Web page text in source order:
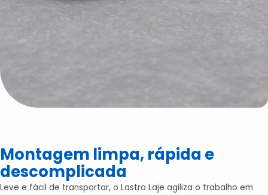
Montagem limpa, rápida e
descomplicada
Leve e fácil de transportar, o Lastro Laje agiliza o trabalho em